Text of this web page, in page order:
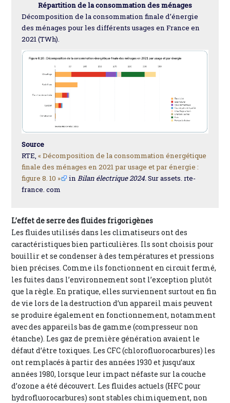
Répartition de la consommation des ménages
Décomposition de la consommation finale d’énergie
des ménages pour les différents usages en France en
2021 (TWh).
Source
RTE,« Décomposition de la consommation énergétique
finale des ménages en 2021 par usage et par énergie :
figure 8. 10 »
inBilan électrique 2024.Sur assets. rte-
france. com
L’effet de serre des fluides frigorigènes
Les fluides utilisés dans les climatiseurs ont des
caractéristiques bien particulières. Ils sont choisis pour
bouillir et se condenser à des températures et pressions
bien précises. Comme ils fonctionnent en circuit fermé,
les fuites dans l’environnement sont l’exception plutôt
que la règle. En pratique, elles surviennent surtout en fin
de vie lors de la destruction d’un appareil mais peuvent
se produire également en fonctionnement, notamment
avec des appareils bas de gamme (compresseur non
étanche). Les gaz de première génération avaient le
défaut d’être toxiques. Les CFC (chlorofluorocarbures) les
ont remplacés à partir des années 1930 et jusqu’aux
années 1980, lorsque leur impact néfaste sur la couche
d’ozone a été découvert. Les fluides actuels (HFC pour
hydrofluorocarbures) sont stables chimiquement, non